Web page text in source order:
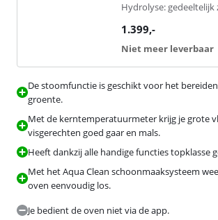
De stoomfunctie is geschikt voor het
groente.
Met de kerntemperatuurmeter krijg je grote
visgerechten goed gaar en mals.
Heeft dankzij alle handige functies topklasse
Met het Aqua Clean schoonmaaksysteem
oven eenvoudig los.
Je bedient de oven niet via de app.
Hydrolyse: gedeeltelijk
1.399,-
Niet meer leverbaar